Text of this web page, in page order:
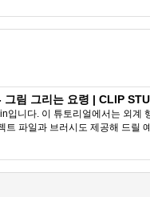
림 그리는 요령 | CLIP
입니다. 이 튜토리얼에서는 외
트 파일과 브러시도 제공해 드릴